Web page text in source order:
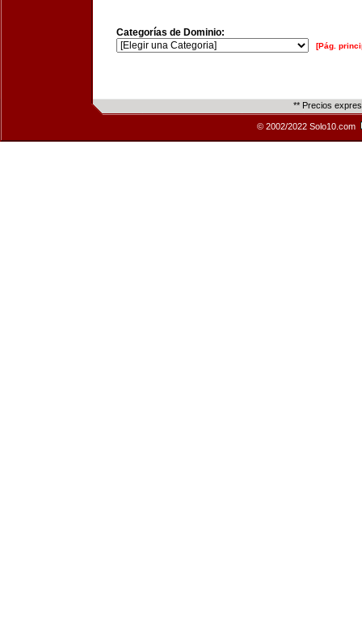
Categorías de Dominio:
[Pág.
** Precios
© 2002/2022 Solo10.com